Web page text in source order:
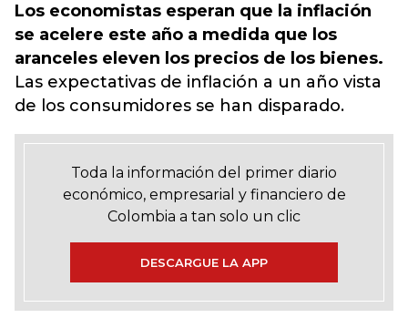
Los economistas esperan que la inflación
se acelere este año a medida que los
aranceles eleven los precios de los bienes.
Las expectativas de inflación a un año vista
de los consumidores se han disparado.
Toda la información del primer diario
económico, empresarial y financiero de
Colombia a tan solo un clic
DESCARGUE LA APP